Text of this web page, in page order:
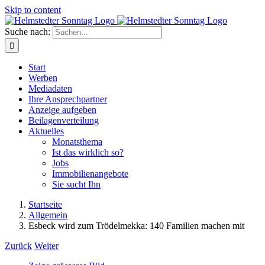
Skip to content
Suche nach:
Start
Werben
Mediadaten
Ihre Ansprechpartner
Anzeige aufgeben
Beilagenverteilung
Aktuelles
Monatsthema
Ist das wirklich so?
Jobs
Immobilienangebote
Sie sucht Ihn
Startseite
Allgemein
Esbeck wird zum Trödelmekka: 140 Familien machen mit
Zurück Weiter